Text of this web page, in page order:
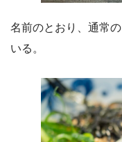
名前のとおり、通常
いる。